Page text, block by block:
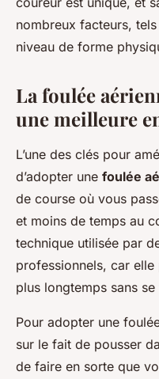
nombreux facteurs,
niveau de forme
La foulée
une meilleure
L’une des clés pour
d’adopter une foulée
de course où vous
et moins de temps au
technique utilisée par
professionnels, car
plus longtemps sans
Pour adopter une
sur le fait de pousser
de faire en sorte que